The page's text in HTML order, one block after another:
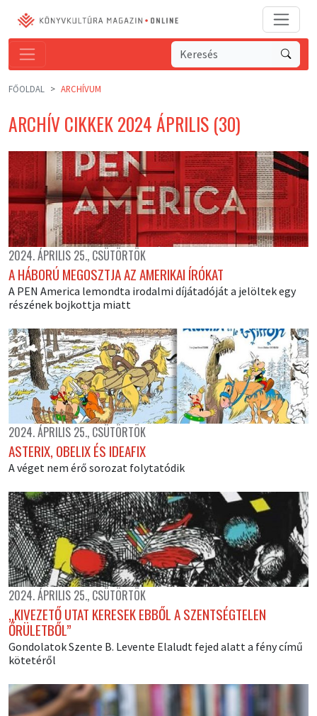
FŐOLDAL ARCHÍVUM
ARCHÍV CIKKEK 2024 ÁPRILIS (30)
2024. ÁPRILIS 25., CSÜTÖRTÖK
A HÁBORÚ MEGOSZTJA AZ AMERIKAI ÍRÓKAT
A PEN America lemondta irodalmi díjátadóját a jelöltek egy
részének bojkottja miatt
2024. ÁPRILIS 25., CSÜTÖRTÖK
ASTERIX, OBELIX ÉS IDEAFIX
A véget nem érő sorozat folytatódik
2024. ÁPRILIS 25., CSÜTÖRTÖK
„KIVEZETŐ UTAT KERESEK EBBŐL A SZENTSÉGTELEN
ŐRÜLETBŐL”
Gondolatok Szente B. Levente Elaludt fejed alatt a fény című
kötetéről